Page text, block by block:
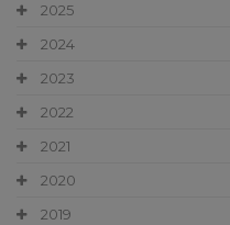
2025
2024
2023
2022
2021
2020
2019